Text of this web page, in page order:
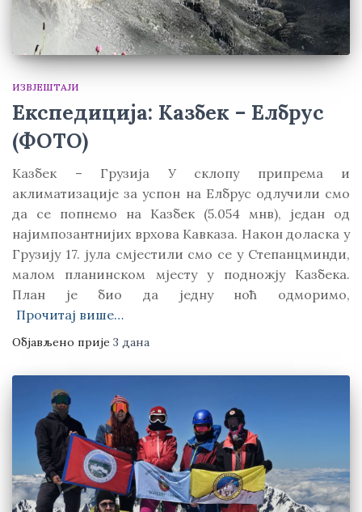
ИЗВЈЕШТАЈИ
Експедиција: Казбек – Елбрус
(ФОТО)
Kазбек – Грузија У склопу припрема и
аклиматизације за успон на Елбрус одлучили смо
да се попнемо на Kазбек (5.054 мнв), један од
најимпозантнијих врхова Kавказа. Након доласка у
Грузију 17. јула смјестили смо се у Степанцминди,
малом планинском мјесту у подножју Kазбека.
План је био да једну ноћ одморимо,
Прочитај више…
Објављено прије 3 дана